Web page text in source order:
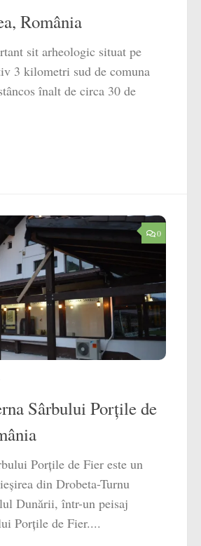
România
sit arheologic situat pe
3 kilometri sud de comuna
înalt de circa 30 de
0
Sârbului Porțile de
Porțile de Fier este un
din Drobeta-Turnu
Dunării, într-un peisaj
Porțile de Fier....